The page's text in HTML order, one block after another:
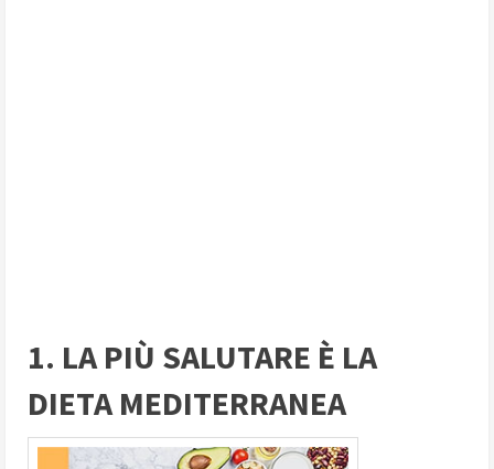
1. LA PIÙ SALUTARE È LA
DIETA MEDITERRANEA